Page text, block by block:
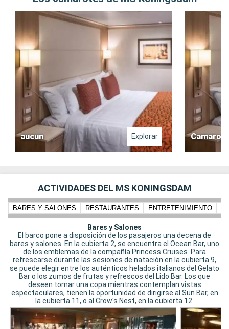
aucun Explorar
ACTIVIDADES DEL MS KONINGSDAM
BARES Y SALONES RESTAURANTES ENTRETENIMIENTO
Bares y Salones
El barco pone a disposición de los pasajeros una decena de
bares y salones. En la cubierta 2, se encuentra el Ocean Bar, uno
de los emblemas de la compañía Princess Cruises. Para
refrescarse durante las sesiones de natación en la cubierta 9,
se puede elegir entre los auténticos helados italianos del Gelato
Bar o los zumos de frutas y refrescos del Lido Bar. Los que
deseen tomar una copa mientras contemplan vistas
espectaculares, tienen la oportunidad de dirigirse al Sun Bar, en
la cubierta 11, o al Crow's Nest, en la cubierta 12.